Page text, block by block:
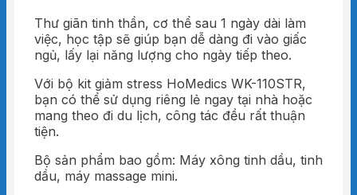
Thư giãn tinh thần, cơ thể sau 1 ngày dài làm
việc, học tập sẽ giúp bạn dễ dàng đi vào giấc
ngủ, lấy lại năng lượng cho ngày tiếp theo.
Với bộ kit giảm stress HoMedics WK-110STR,
bạn có thể sử dụng riêng lẻ ngay tại nhà hoặc
mang theo đi du lịch, công tác đều rất thuận
tiện.
Bộ sản phẩm bao gồm: Máy xông tinh dầu, tinh
dầu, máy massage mini.